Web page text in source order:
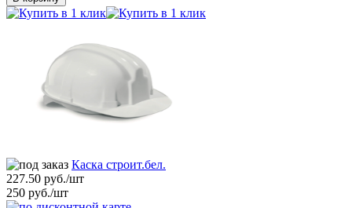
Каска строит.бел.
227.50 руб./шт
250 руб./шт